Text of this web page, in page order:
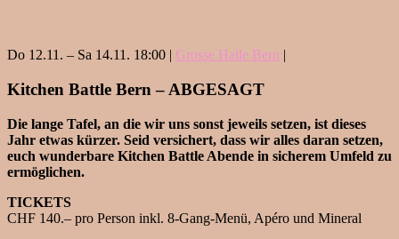
Do 12.11. – Sa 14.11. 18:00 | Grosse Halle Bern |
Kitchen Battle Bern – ABGESAGT
Die lange Tafel, an die wir uns sonst jeweils setzen, ist dieses
Jahr etwas kürzer. Seid versichert, dass wir alles daran setzen,
euch wunderbare Kitchen Battle Abende in sicherem Umfeld zu
ermöglichen.
TICKETS
CHF 140.– pro Person inkl. 8-Gang-Menü, Apéro und Mineral